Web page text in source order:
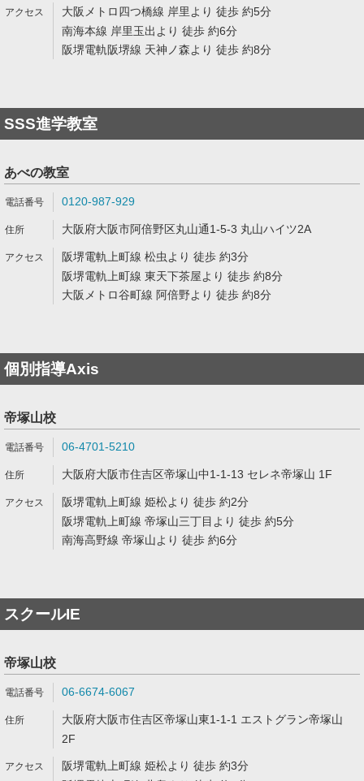
大阪メトロ四つ橋線 岸里より 徒歩 約5分
南海本線 岸里玉出より 徒歩 約6分
阪堺電軌阪堺線 天神ノ森より 徒歩 約8分
SSS進学教室
あべの教室
0120-987-929
大阪府大阪市阿倍野区丸山通1-5-3 丸山ハイツ2A
阪堺電軌上町線 松虫より 徒歩 約3分
阪堺電軌上町線 東天下茶屋より 徒歩 約8分
大阪メトロ谷町線 阿倍野より 徒歩 約8分
個別指導Axis
帝塚山校
06-4701-5210
大阪府大阪市住吉区帝塚山中1-1-13 セレネ帝塚山 1F
阪堺電軌上町線 姫松より 徒歩 約2分
阪堺電軌上町線 帝塚山三丁目より 徒歩 約5分
南海高野線 帝塚山より 徒歩 約6分
スクールIE
帝塚山校
06-6674-6067
大阪府大阪市住吉区帝塚山東1-1-1 エストグラン帝塚山
2F
阪堺電軌上町線 姫松より 徒歩 約3分